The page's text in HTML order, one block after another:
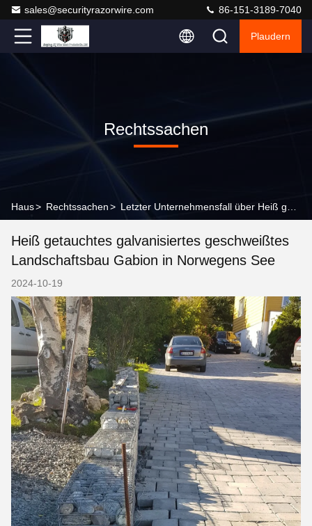
sales@securityrazorwire.com 86-151-3189-7040
Plaudern
Rechtssachen
Haus> Rechtssachen>
Heiß getauchtes galvanisiertes geschweißtes
Landschaftsbau Gabion in Norwegens See
2024-10-19